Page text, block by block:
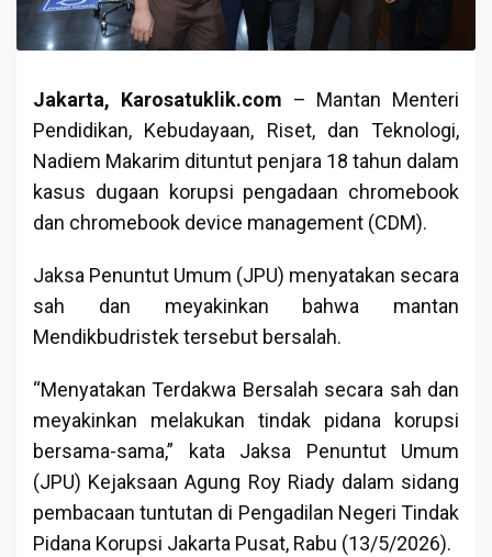
Jakarta, Karosatuklik.com – Mantan Menteri
Pendidikan, Kebudayaan, Riset, dan Teknologi,
Nadiem Makarim dituntut penjara 18 tahun dalam
kasus dugaan korupsi pengadaan chromebook
dan chromebook device management (CDM).
Jaksa Penuntut Umum (JPU) menyatakan secara
sah dan meyakinkan bahwa mantan
Mendikbudristek tersebut bersalah.
“Menyatakan Terdakwa Bersalah secara sah dan
meyakinkan melakukan tindak pidana korupsi
bersama-sama,” kata Jaksa Penuntut Umum
(JPU) Kejaksaan Agung Roy Riady dalam sidang
pembacaan tuntutan di Pengadilan Negeri Tindak
Pidana Korupsi Jakarta Pusat, Rabu (13/5/2026).